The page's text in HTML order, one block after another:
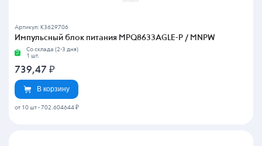
Артикул: K3629706
Импульсный блок питания MPQ8633AGLE-P / MNPW
Со склада (2-3 дня)
1 шт.
739,47 ₽
В корзину
от 10 шт - 702.604644 ₽